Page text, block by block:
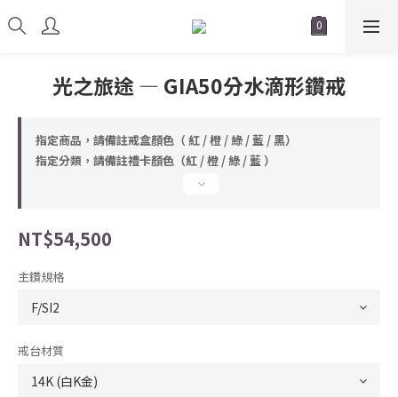
光之旅途 — GIA50分水滴形鑽戒
指定商品，請備註戒盒顏色（ 紅 / 橙 / 綠 / 藍 / 黑）
指定分類，請備註禮卡顏色（紅 / 橙 / 綠 / 藍 ）
NT$54,500
主鑽規格
戒台材質